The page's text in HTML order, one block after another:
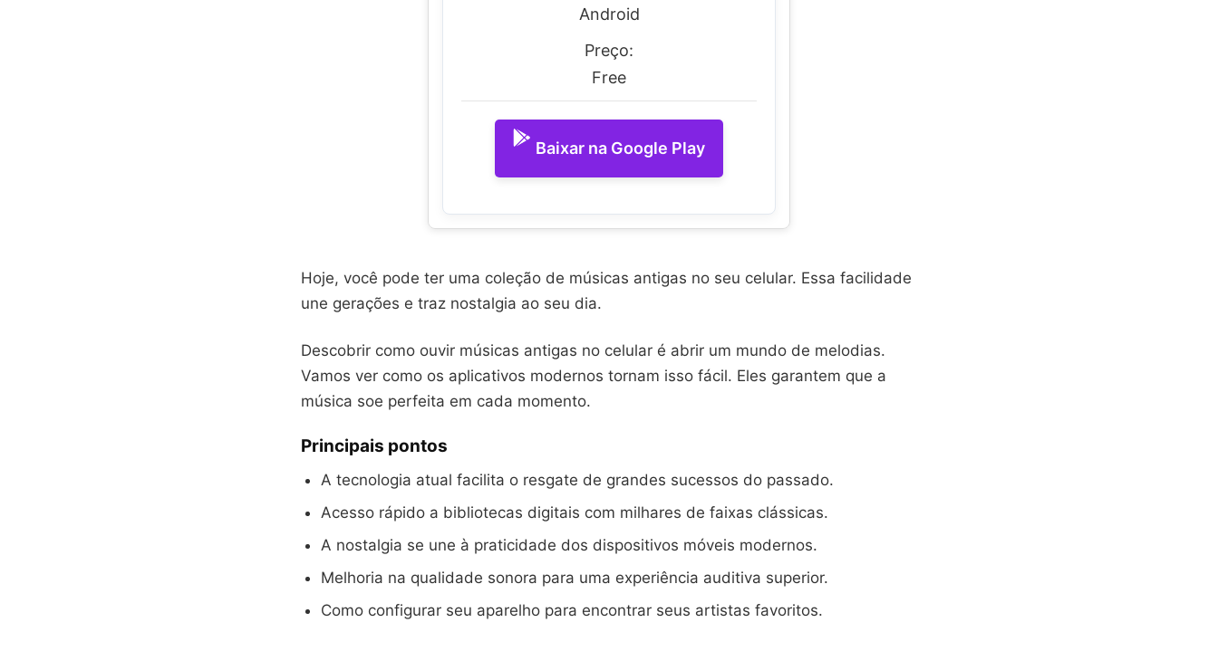
Android
Preço:
Free
Baixar na Google Play
Hoje, você pode ter uma coleção de músicas antigas no seu celular. Essa facilidade
une gerações e traz nostalgia ao seu dia.
Descobrir como ouvir músicas antigas no celular é abrir um mundo de melodias.
Vamos ver como os aplicativos modernos tornam isso fácil. Eles garantem que a
música soe perfeita em cada momento.
Principais pontos
A tecnologia atual facilita o resgate de grandes sucessos do passado.
Acesso rápido a bibliotecas digitais com milhares de faixas clássicas.
A nostalgia se une à praticidade dos dispositivos móveis modernos.
Melhoria na qualidade sonora para uma experiência auditiva superior.
Como configurar seu aparelho para encontrar seus artistas favoritos.